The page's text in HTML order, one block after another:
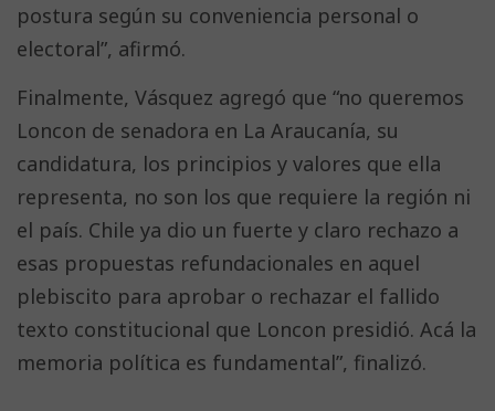
postura según su conveniencia personal o
electoral”, afirmó.
Finalmente, Vásquez agregó que “no queremos
Loncon de senadora en La Araucanía, su
candidatura, los principios y valores que ella
representa, no son los que requiere la región ni
el país. Chile ya dio un fuerte y claro rechazo a
esas propuestas refundacionales en aquel
plebiscito para aprobar o rechazar el fallido
texto constitucional que Loncon presidió. Acá la
memoria política es fundamental”, finalizó.